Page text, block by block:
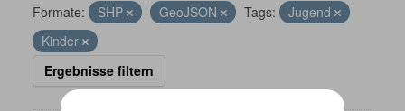
Formate: SHP GeoJSON Tags:
Jugend
Kinder
Ergebnisse filtern